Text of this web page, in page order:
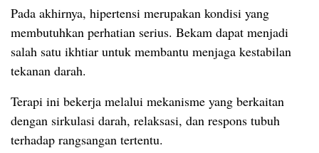
Pada akhirnya, hipertensi merupakan kondisi yang
membutuhkan perhatian serius. Bekam dapat menjadi
salah satu ikhtiar untuk membantu menjaga kestabilan
tekanan darah.
Terapi ini bekerja melalui mekanisme yang berkaitan
dengan sirkulasi darah, relaksasi, dan respons tubuh
terhadap rangsangan tertentu.